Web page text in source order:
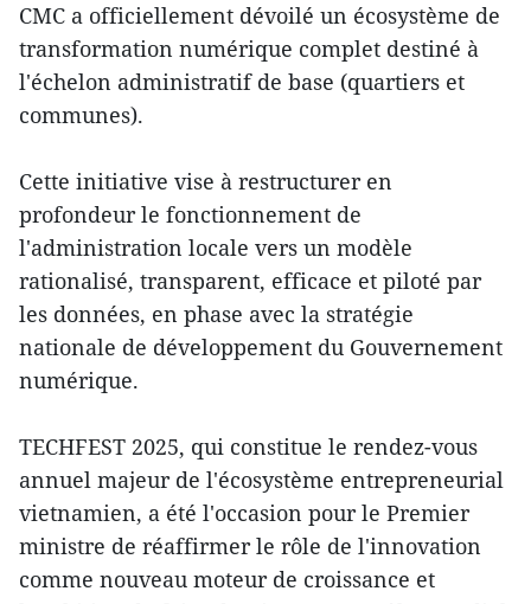
CMC a officiellement dévoilé un écosystème de
transformation numérique complet destiné à
l'échelon administratif de base (quartiers et
communes).
Cette initiative vise à restructurer en
profondeur le fonctionnement de
l'administration locale vers un modèle
rationalisé, transparent, efficace et piloté par
les données, en phase avec la stratégie
nationale de développement du Gouvernement
numérique.
TECHFEST 2025, qui constitue le rendez-vous
annuel majeur de l'écosystème entrepreneurial
vietnamien, a été l'occasion pour le Premier
ministre de réaffirmer le rôle de l'innovation
comme nouveau moteur de croissance et